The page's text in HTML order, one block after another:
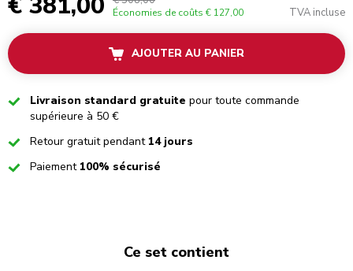
Économies de coûts € 127,00 TVA incluse
AJOUTER AU PANIER
CheckedLivraison standard gratuite pour toute commande
supérieure à 50 €
CheckedRetour gratuit pendant 14 jours
CheckedPaiement 100% sécurisé
Ce set contient